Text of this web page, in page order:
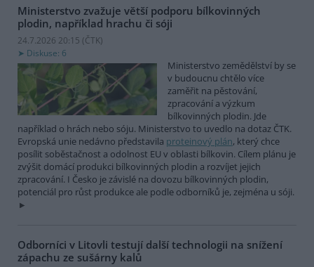
Ministerstvo zvažuje větší podporu bílkovinných
plodin, například hrachu či sóji
24.7.2026 20:15 (ČTK)
Diskuse: 6
Ministerstvo zemědělství by se
v budoucnu chtělo více
zaměřit na pěstování,
zpracování a výzkum
bílkovinných plodin. Jde
například o hrách nebo sóju. Ministerstvo to uvedlo na dotaz ČTK.
Evropská unie nedávno představila proteinový plán, který chce
posílit soběstačnost a odolnost EU v oblasti bílkovin. Cílem plánu je
zvýšit domácí produkci bílkovinných plodin a rozvíjet jejich
zpracování. I Česko je závislé na dovozu bílkovinných plodin,
potenciál pro růst produkce ale podle odborníků je, zejména u sóji.
Odborníci v Litovli testují další technologii na snížení
zápachu ze sušárny kalů